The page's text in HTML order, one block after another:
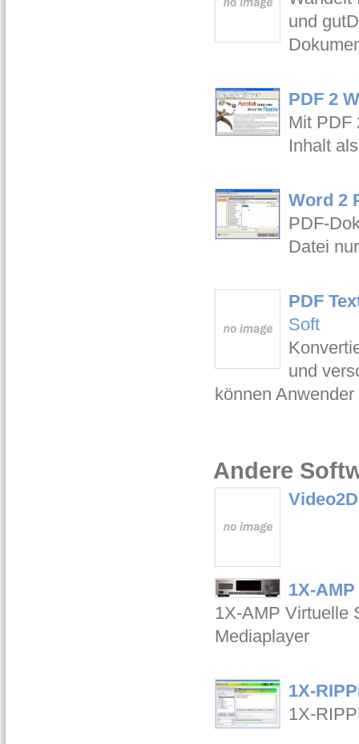
und
PDF 2
Mit PDF
Inhalt
Word 2
PDF-
Datei
PDF
Soft
und
können
Andere
1X-AMP
1X-AMP Virtuelle
Mediaplayer
1X-
1X-